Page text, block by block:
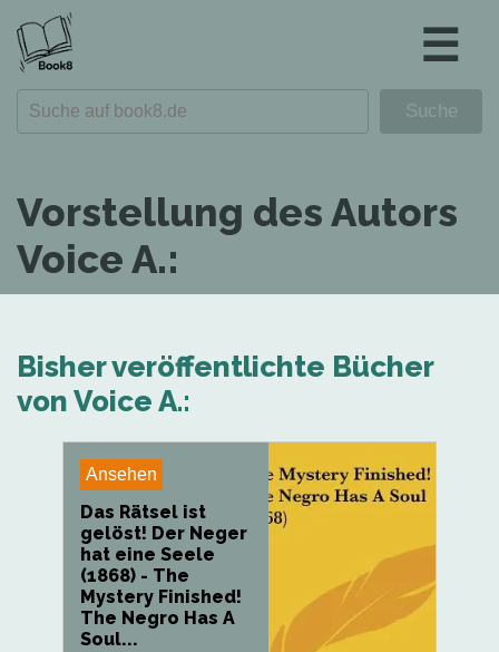
☰
Vorstellung des Autors
Voice A.:
Bisher veröffentlichte Bücher
von Voice A.:
Ansehen
Das Rätsel ist
gelöst! Der Neger
hat eine Seele
(1868) - The
Mystery Finished!
The Negro Has A
Soul...